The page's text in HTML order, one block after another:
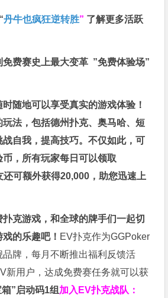
丹牛也疯狂逆转胜” 了解更多活跃
免费赛史上最大变革 ”免费体验场”
随地可以享受真实的游戏体验！
法，包括德州扑克、奥马哈、短
自我，提高技巧。不仅如此，可
币，所有玩家每日可以领取
可额外获得20,000，助您迅速上
克游戏，和全球的牌手们一起切
的乐趣吧！ EV扑克作为GGPoker
牌，每月不断推出福利反馈活
新用户，达成免费赛任务就可以获
”启动码1组 加入EV扑克战队：